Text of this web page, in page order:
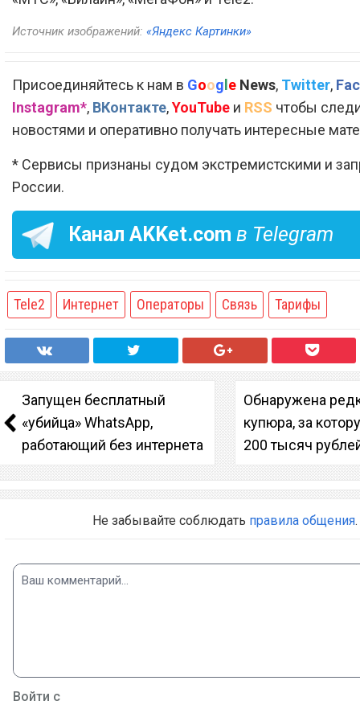
Источник изображений: «Яндекс Картинки»
Присоединяйтесь к нам в Google News, Twitter,
Instagram*, ВКонтакте,YouTube и RSS чтобы
новостями и оперативно получать интересные
* Сервисы признаны судом экстремистскими и
России.
Канал AKKet.com в Telegram
Tele2 Интернет Операторы Связь Тарифы
Запущен бесплатный
«убийца» WhatsApp,
работающий без интернета
Обнаружена
купюра, за
200 тысяч
Не забывайте соблюдать правила общения.
Войти с